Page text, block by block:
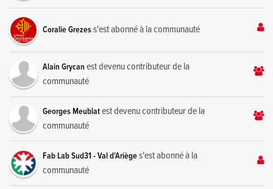
Coralie Grezes s'est abonné à la communauté
Alain Grycan est devenu contributeur de la
communauté
Georges Meublatest devenu contributeur de la
communauté
Fab Lab Sud31 - Val d'Arièges'est abonné à la
communauté